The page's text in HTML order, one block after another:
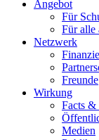
Angebot
Für
Für alle
Netzwerk
Freunde
Wirkung
Facts &
Medien